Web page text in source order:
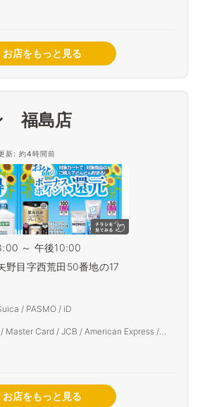
お店をもっと見る
福島店
新: 約4時間前
～ 午後10:00
野目字西荒田50番地の17
/ PASMO / iD
Master Card / JCB / American Express /
お店をもっと見る